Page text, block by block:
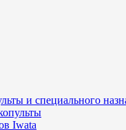
и специального
Iwata